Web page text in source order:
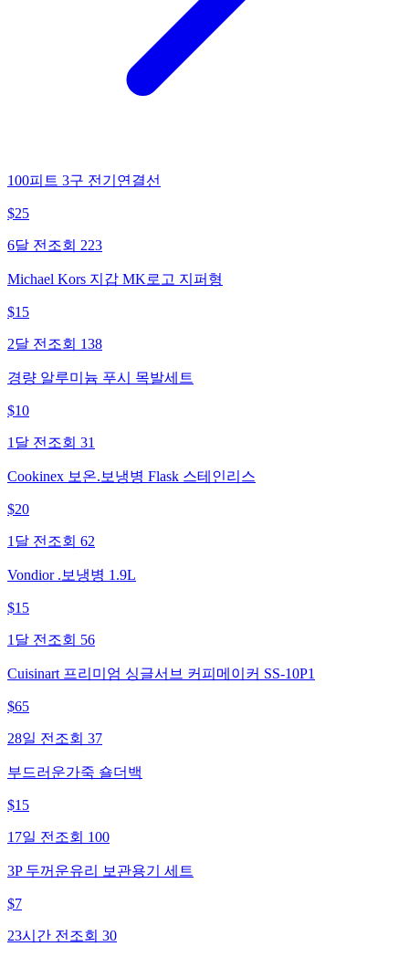
100피트 3구 전기연결선
$25
6달 전 조회 223
Michael Kors 지갑 MK로고 지퍼형
$15
2달 전 조회 138
경량 알루미늄 푸시 목발세트
$10
1달 전 조회 31
Cookinex 보온.보냉병 Flask 스테인리스
$20
1달 전 조회 62
Vondior .보냉병 1.9L
$15
1달 전 조회 56
Cuisinart 프리미엄 싱글서브 커피메이커 SS-10P1
$65
28일 전 조회 37
부드러운가죽 숄더백
$15
17일 전 조회 100
3P 두꺼운유리 보관용기 세트
$7
23시간 전 조회 30